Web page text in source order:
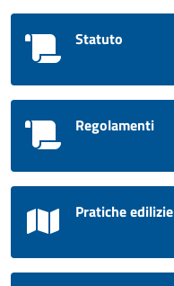
Statuto
Regolamenti
Pratiche edilizie